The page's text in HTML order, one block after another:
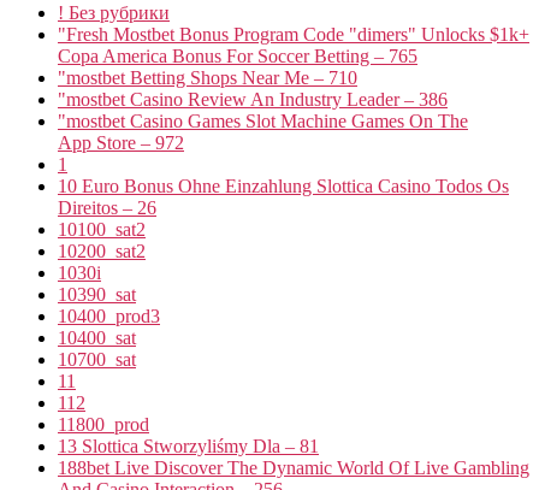
! Без рубрики
"Fresh Mostbet Bonus Program Code "dimers" Unlocks $1k+
Copa America Bonus For Soccer Betting – 765
"mostbet Betting Shops Near Me – 710
"mostbet Casino Review An Industry Leader – 386
"‎mostbet Casino Games Slot Machine Games On The
App Store – 972
1
10 Euro Bonus Ohne Einzahlung Slottica Casino Todos Os
Direitos – 26
10100_sat2
10200_sat2
1030i
10390_sat
10400_prod3
10400_sat
10700_sat
11
112
11800_prod
13 Slottica Stworzyliśmy Dla – 81
188bet Live Discover The Dynamic World Of Live Gambling